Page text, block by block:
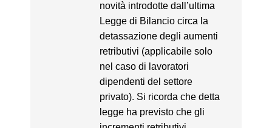
novità introdotte dall’ultima
Legge di Bilancio circa la
detassazione degli aumenti
retributivi (applicabile solo
nel caso di lavoratori
dipendenti del settore
privato). Si ricorda che detta
legge ha previsto che gli